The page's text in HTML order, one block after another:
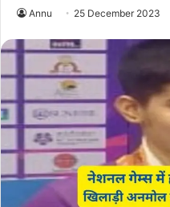
Annu 25 December 2023